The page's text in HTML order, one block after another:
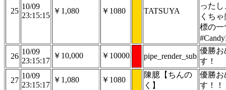
25
10/09
23:15:15
￥1,080 ￥1080 TATSUYA
った
くち
標の一
26
10/09
23:15:17
￥10,000 ￥10000 pipe_render_sub
優勝お
す！
27
10/09
23:15:17
￥1,080 ￥1080
陳臆【ちんの
く】
優勝お
す！！